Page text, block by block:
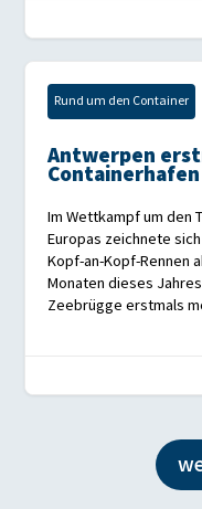
Rund um den Container
Antwerpen
Containerhafen
Im Wettkampf um den
Europas zeichnete
Kopf-an-Kopf-Rennen
Monaten dieses
Zeebrügge erstmals